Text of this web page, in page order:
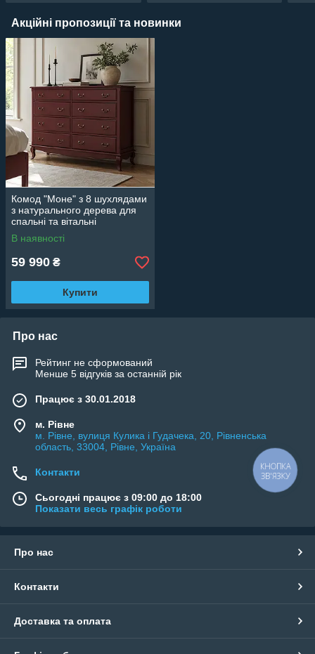
Акційні пропозиції та новинки
Комод "Моне" з 8 шухлядами
з натурального дерева для
спальні та вітальні
В наявності
59 990 ₴
Купити
Про нас
Рейтинг не сформований
Менше 5 відгуків за останній рік
Працює з 30.01.2018
м. Рівне
м. Рівне, вулиця Кулика і Гудачека, 20, Рівненська
область, 33004, Рівне, Україна
Контакти
Сьогодні працює з 09:00 до 18:00
Показати весь графік роботи
Про нас
Контакти
Доставка та оплата
КНОПКА
ЗВ'ЯЗКУ